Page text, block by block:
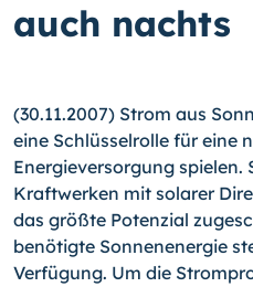
auch nachts
(30.11.2007) Strom aus
eine Schlüsselrolle für eine
Energieversorgung spielen.
Kraftwerken mit solarer
das größte Potenzial
benötigte Sonnenenergie
Verfügung. Um die